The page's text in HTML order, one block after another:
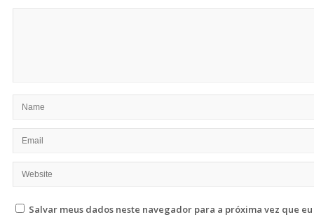
Salvar meus dados neste navegador para a próxima vez que